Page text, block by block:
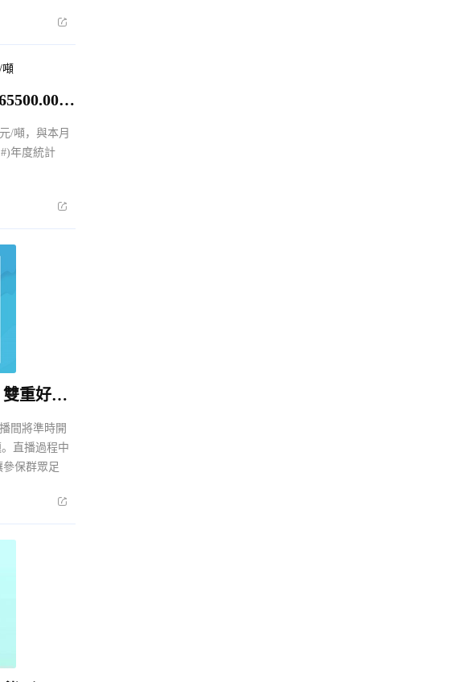
2月13日生意社銻(1#)基準價為165500.00元/噸
/噸，與本月
年度統計
直播預告丨醫保互動答疑專場，雙重好禮等你領取！_每日視訊
間將準時開
直播過程中
保群眾足